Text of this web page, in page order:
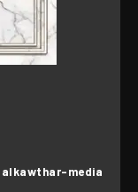
alkawthar-media